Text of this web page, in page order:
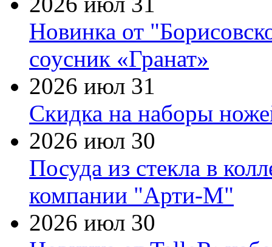
Новинка от
соусник «Гранат»
2026 июл 31
Скидка на наборы
2026 июл 30
Посуда из стекла в
компании "Арти-М"
2026 июл 30